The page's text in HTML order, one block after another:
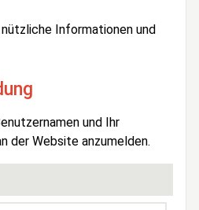
Informationen und
und Ihr
der Website anzumelden.